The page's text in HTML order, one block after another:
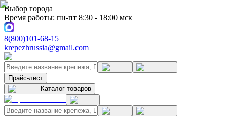
Выбор города
Время работы: пн-пт 8:30 - 18:00 мск
8(800)101-68-15
krepezhrussia@gmail.com
Прайс-лист
Каталог товаров